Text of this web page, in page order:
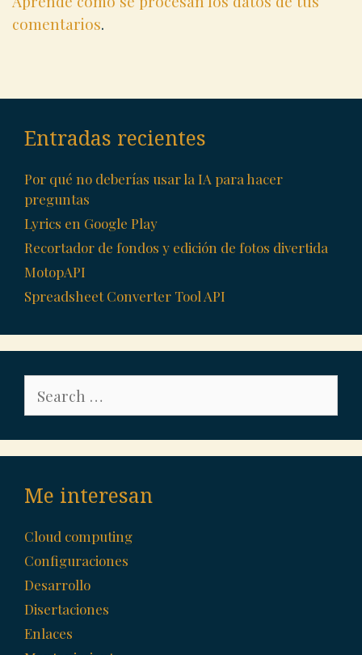
comentarios.
Entradas recientes
Por qué no deberías usar la IA para hacer
preguntas
Lyrics en Google Play
Recortador de fondos y edición de fotos divertida
MotopAPI
Spreadsheet Converter Tool API
for:
Me interesan
Cloud computing
Configuraciones
Desarrollo
Disertaciones
Enlaces